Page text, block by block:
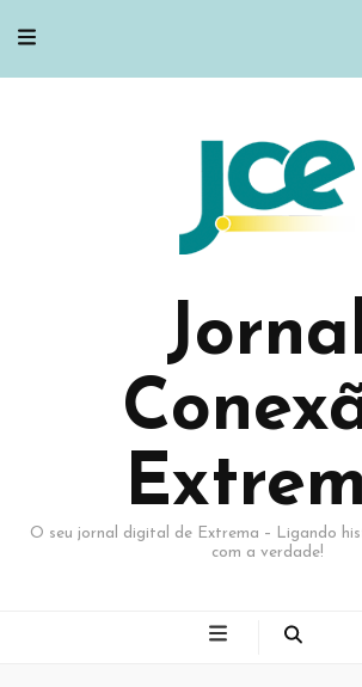
O seu jornal digital de Extrema – Ligando
com a verdade!